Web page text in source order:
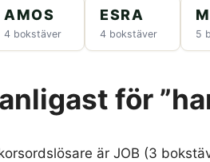
AMOS
4 bokstäver
ESRA
4 bokstäver 5
för
är JOB (3